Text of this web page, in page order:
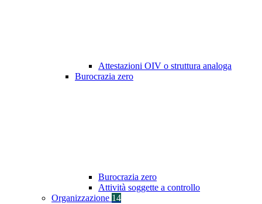
Attestazioni OIV o struttura analoga
Burocrazia zero
Burocrazia zero
Attività soggette a controllo
Organizzazione 14